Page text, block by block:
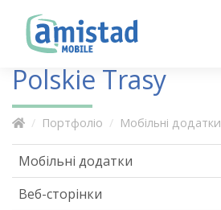
Polskie Trasy
Портфоліо Мобільні додатки
Мобільні додатки
Веб-сторінки